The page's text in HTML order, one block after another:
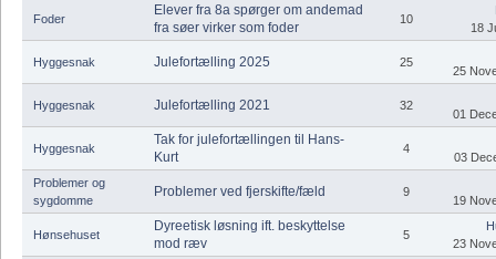
Foder
Elever fra 8a spørger om andemad
fra søer virker som foder
10
18
Hyggesnak Julefortælling 2025 25
25
Hyggesnak Julefortælling 2021 32
01
Hyggesnak
Tak for julefortællingen til Hans-
Kurt
4
03
Problemer og
sygdomme
Problemer ved fjerskifte/fæld 9
19
Hønsehuset
Dyreetisk løsning ift. beskyttelse
mod ræv
5
23